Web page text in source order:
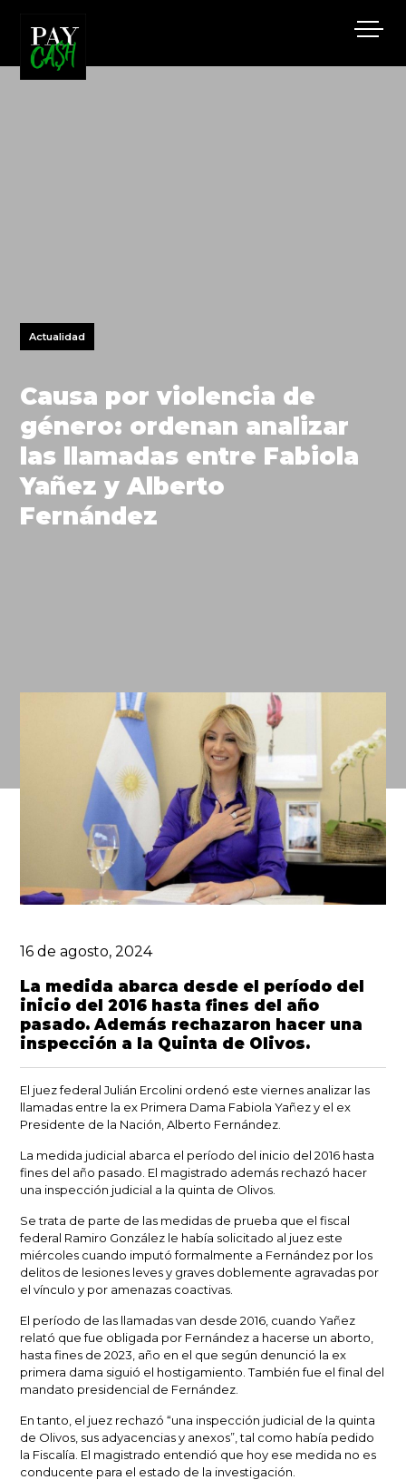
Actualidad
Causa por violencia de
género: ordenan analizar
las llamadas entre Fabiola
Yañez y Alberto
Fernández
16 de agosto, 2024
La medida abarca desde el período del
inicio del 2016 hasta fines del año
pasado. Además rechazaron hacer una
inspección a la Quinta de Olivos.
El juez federal Julián Ercolini ordenó este viernes analizar las
llamadas entre la ex Primera Dama Fabiola Yañez y el ex
Presidente de la Nación, Alberto Fernández.
La medida judicial abarca el período del inicio del 2016 hasta
fines del año pasado. El magistrado además rechazó hacer
una inspección judicial a la quinta de Olivos.
Se trata de parte de las medidas de prueba que el fiscal
federal Ramiro González le había solicitado al juez este
miércoles cuando imputó formalmente a Fernández por los
delitos de lesiones leves y graves doblemente agravadas por
el vínculo y por amenazas coactivas.
El período de las llamadas van desde 2016, cuando Yañez
relató que fue obligada por Fernández a hacerse un aborto,
hasta fines de 2023, año en el que según denunció la ex
primera dama siguió el hostigamiento. También fue el final del
mandato presidencial de Fernández.
En tanto, el juez rechazó“una inspección judicial de la quinta
de Olivos, sus adyacencias y anexos” , tal como había pedido
la Fiscalía. El magistrado entendió que hoy ese medida no es
conducente para el estado de la investigación.